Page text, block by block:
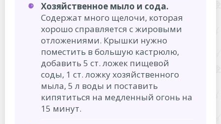
Хозяйственное мыло и сода.
Содержат много щелочи, которая
хорошо справляется с жировыми
отложениями. Крышки нужно
поместить в большую кастрюлю,
добавить 5 ст. ложек пищевой
соды, 1 ст. ложку хозяйственного
мыла, 5 л воды и поставить
кипятиться на медленный огонь на
15 минут.